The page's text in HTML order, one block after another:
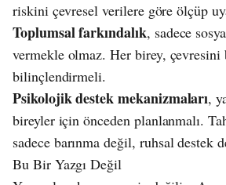
riskini çevresel verilere göre ölçüp
Toplumsal farkındalık, sadece
vermekle olmaz. Her birey, çevresini
bilinçlendirmeli.
Psikolojik destek mekanizmaları,
bireyler için önceden planlanmalı.
sadece barınma değil, ruhsal destek
Bu Bir Yazgı Değil